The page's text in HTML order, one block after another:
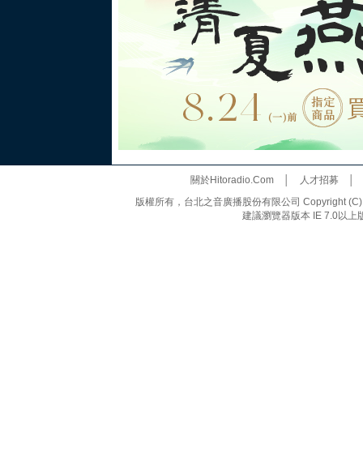
關於Hitoradio.Com│ 人才招募
版權所有，台北之音廣播股份有限公司 Copyright
建議瀏覽器版本 IE 7.0以上